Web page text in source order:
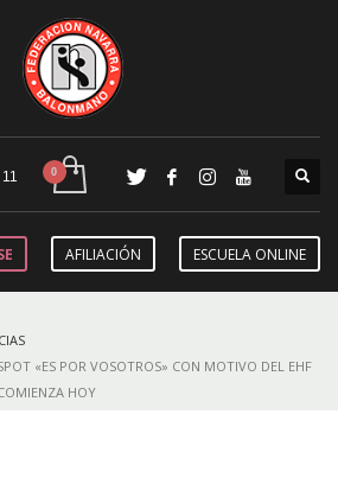
AFILIACIÓN ESCUELA ONLINE
«ES POR VOSOTROS» CON MOTIVO DEL EHF
HOY